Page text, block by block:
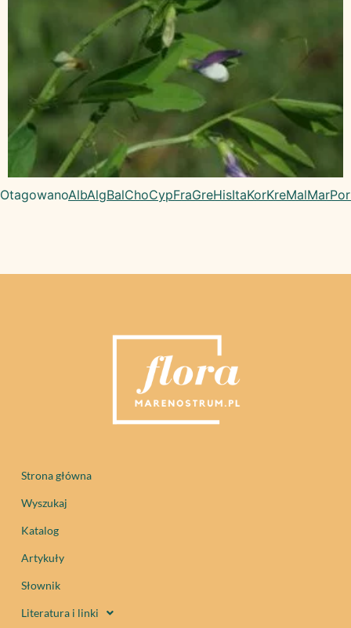
OtagowanoAlbAlgBalChoCypFraGreHisItaKorKreMalMarPor
Strona główna
Wyszukaj
Katalog
Artykuły
Słownik
Literatura i linki